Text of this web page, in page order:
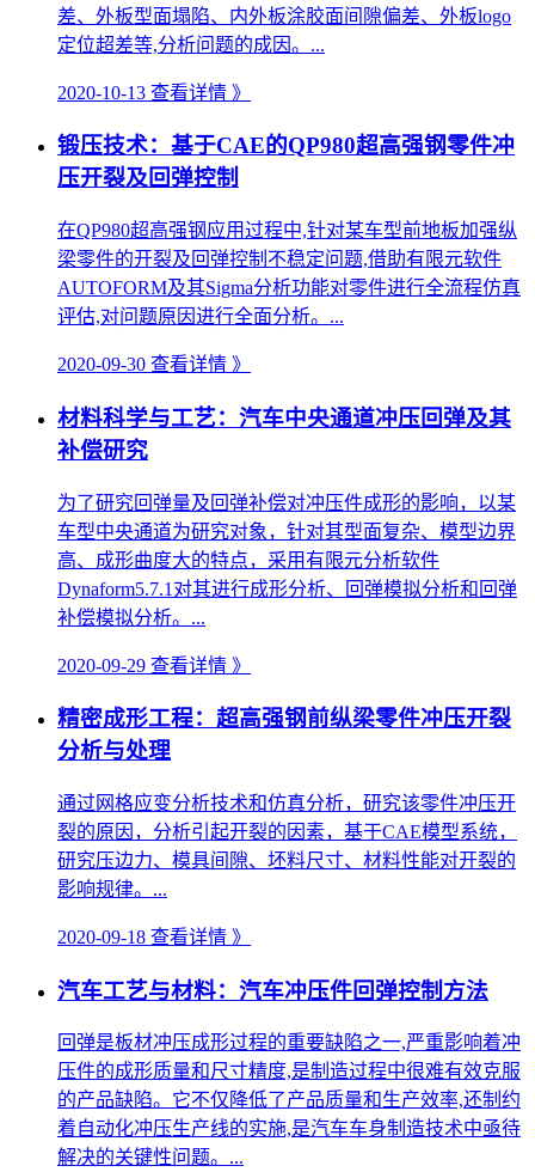
差、外板型面塌陷、内外板涂胶面间隙偏差、外板logo
定位超差等,分析问题的成因。...
2020-10-13 查看详情 》
锻压技术：基于CAE的QP980超高强钢零件冲
压开裂及回弹控制
在QP980超高强钢应用过程中,针对某车型前地板加强纵
梁零件的开裂及回弹控制不稳定问题,借助有限元软件
AUTOFORM及其Sigma分析功能对零件进行全流程仿真
评估,对问题原因进行全面分析。...
2020-09-30 查看详情 》
材料科学与工艺：汽车中央通道冲压回弹及其
补偿研究
为了研究回弹量及回弹补偿对冲压件成形的影响，以某
车型中央通道为研究对象，针对其型面复杂、模型边界
高、成形曲度大的特点，采用有限元分析软件
Dynaform5.7.1对其进行成形分析、回弹模拟分析和回弹
补偿模拟分析。...
2020-09-29 查看详情 》
精密成形工程：超高强钢前纵梁零件冲压开裂
分析与处理
通过网格应变分析技术和仿真分析，研究该零件冲压开
裂的原因，分析引起开裂的因素，基于CAE模型系统，
研究压边力、模具间隙、坯料尺寸、材料性能对开裂的
影响规律。...
2020-09-18 查看详情 》
汽车工艺与材料：汽车冲压件回弹控制方法
回弹是板材冲压成形过程的重要缺陷之一,严重影响着冲
压件的成形质量和尺寸精度,是制造过程中很难有效克服
的产品缺陷。它不仅降低了产品质量和生产效率,还制约
着自动化冲压生产线的实施,是汽车车身制造技术中亟待
解决的关键性问题。...